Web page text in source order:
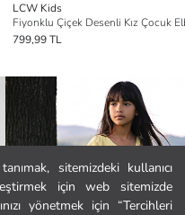
sitemizdeki kullanıcı
için web sitemizde
yönetmek için “Tercihleri
LCW Kids
Fiyonklu Çiçek Desenli Kız Çocuk
799,99 TL